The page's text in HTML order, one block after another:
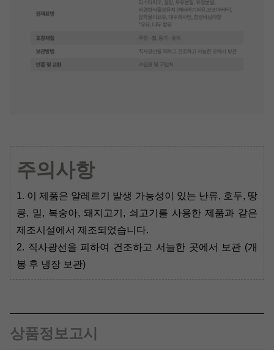
주의사항
1. 이 제품은 알레르기 발생 가능성이 있는 난류, 호두, 땅
콩, 밀, 복숭아, 돼지고기, 쇠고기를 사용한 제품과 같은
제조시설에서 제조되었습니다.
2. 직사광선을 피하여 건조하고 서늘한 곳에서 보관 (개
봉 후 냉장 보관)
상품정보고시